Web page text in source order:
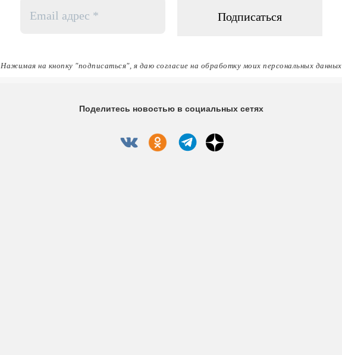
адрес
Нажимая на кнопку "подписаться", я даю согласие на обработку моих персональных данных
Поделитесь новостью в социальных сетях